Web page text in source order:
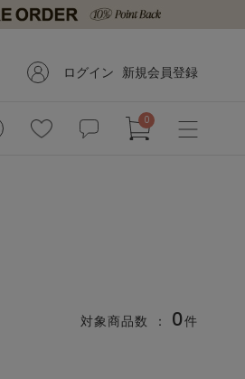
ログイン 新規会員登録
0
対象商品数 ： 0件